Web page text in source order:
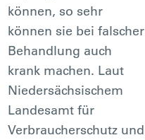
können, so sehr
können sie bei falscher
Behandlung auch
krank machen. Laut
Niedersächsischem
Landesamt für
Verbraucherschutz und